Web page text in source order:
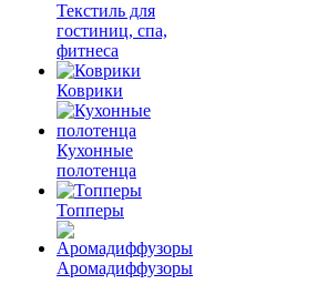
Текстиль для
гостиниц, спа,
фитнеса
Коврики
Кухонные
полотенца
Топперы
Аромадиффузоры